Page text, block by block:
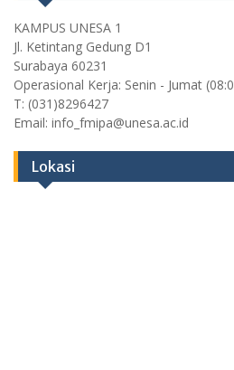
KAMPUS UNESA 1
Jl. Ketintang Gedung D1
Surabaya 60231
Operasional Kerja: Senin - Jumat
T: (031)8296427
Email: info_fmipa@unesa.ac.id
Lokasi